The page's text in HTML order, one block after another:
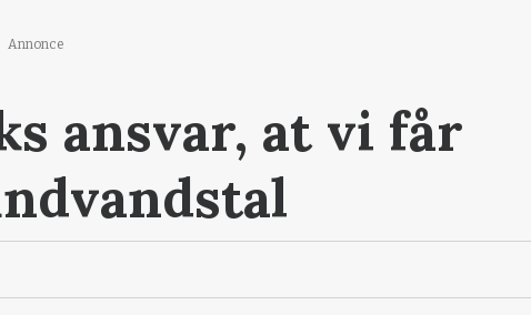
Annonce
ansvar, at vi får